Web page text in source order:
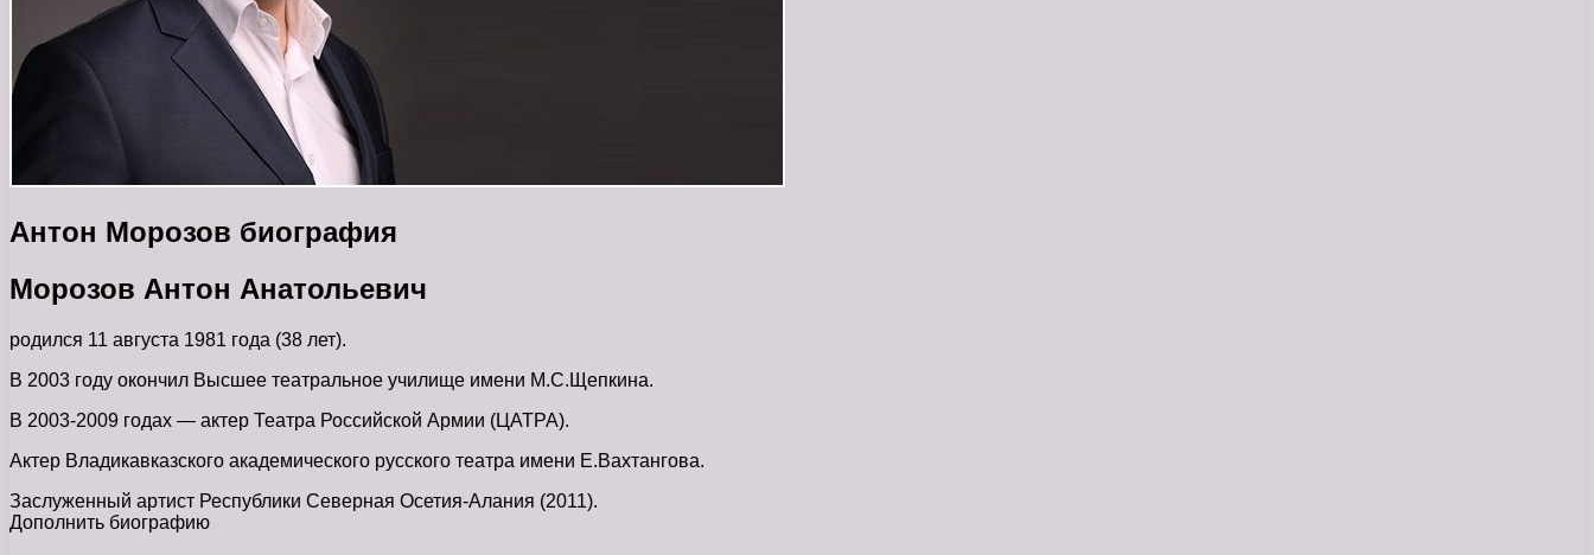
Антон Морозов биография
Морозов Антон Анатольевич
родился 11 августа 1981 года (38 лет).
В 2003 году окончил Высшее театральное училище имени М.С.Щепкина.
В 2003-2009 годах — актер Театра Российской Армии (ЦАТРА).
Актер Владикавказского академического русского театра имени Е.Вахтангова.
Заслуженный артист Республики Северная Осетия-Алания (2011).
Дополнить биографию